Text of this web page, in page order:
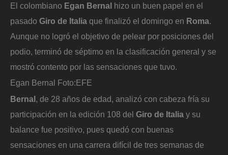
El colombiano Egan Bernal hizo un buen papel en el
pasado Giro de Italia que finalizó el domingo en Roma.
Aunque no logró el objetivo de pelear por posiciones del
podio, terminó de séptimo en la clasificación general y se
mostró contento por las sensaciones que tuvo.
Egan Bernal
Foto: EFE
Bernal, de 28 años de edad, analizó con cabeza fría su
participación en la edición 108 del Giro de Italia y su
balance fue positivo, pues quedó con buenas
sensaciones en una carrera difícil de tres semanas de